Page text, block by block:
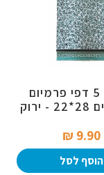
מארז 5 דפי פרמיום
מותאמים 28*22 - ירוק
9.90 ₪‎
הוסף לסל